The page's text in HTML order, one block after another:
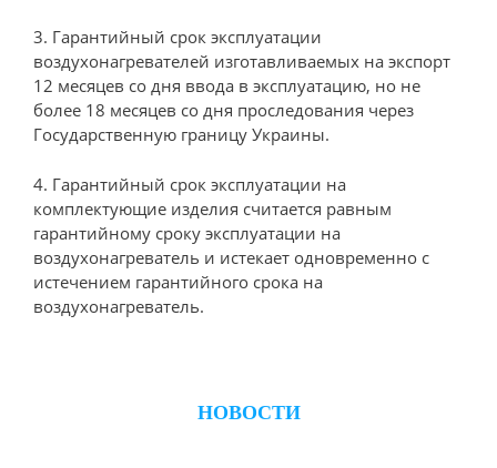
3. Гарантийный срок эксплуатации
воздухонагревателей изготавливаемых на экспорт
12 месяцев со дня ввода в эксплуатацию, но не
более 18 месяцев со дня проследования через
Государственную границу Украины.
4. Гарантийный срок эксплуатации на
комплектующие изделия считается равным
гарантийному сроку эксплуатации на
воздухонагреватель и истекает одновременно с
истечением гарантийного срока на
воздухонагреватель.
НОВОСТИ